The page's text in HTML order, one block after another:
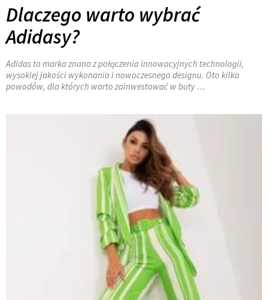
Dlaczego warto wybrać
Adidasy?
Adidas to marka znana z połączenia innowacyjnych technologii,
wysokiej jakości wykonania i nowoczesnego designu. Oto kilka
powodów, dla których warto zainwestować w buty …